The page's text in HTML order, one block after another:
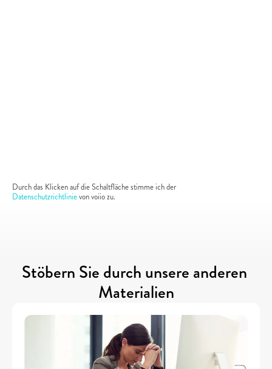
Durch das Klicken auf die Schaltfläche stimme ich der
Datenschutzrichtlinie von voiio zu.
Stöbern Sie durch unsere anderen
Materialien